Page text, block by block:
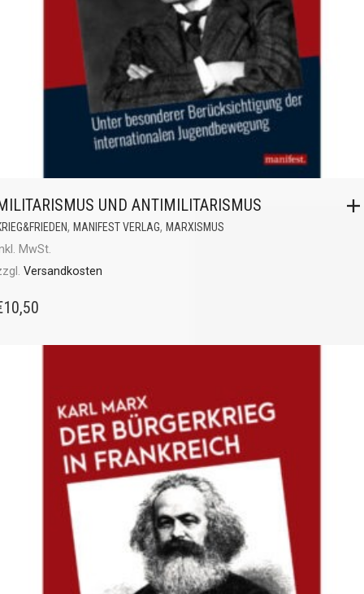
UND ANTIMILITARISMUS
, MANIFEST VERLAG, MARXISMUS
MwSt.
Versandkosten
10,50